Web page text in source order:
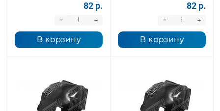
82 р.
+
-
В корзину
82 р.
+
-
В корзину